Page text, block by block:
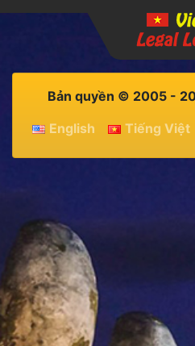
Bản quyền © 2005 -
English
Tiếng Việt